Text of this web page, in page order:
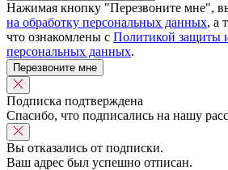
Нажимая кнопку "Перезвоните мне",
на обработку персональных данных, а
что ознакомлены с Политикой защиты
персональных данных.
Перезвоните мне
Подписка подтверждена
Спасибо, что подписались на нашу
Вы отказались от подписки.
Ваш адрес был успешно отписан.